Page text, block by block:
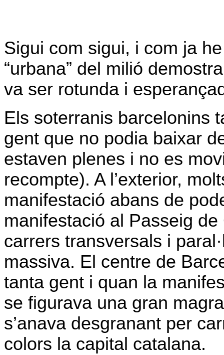
Sigui com sigui, i com ja
“urbana” del milió
va ser rotunda i
Els soterranis barcelonins
gent que no podia baixar
estaven plenes i no es
recompte). A l’exterior,
manifestació abans de
manifestació al Passeig
carrers transversals i
massiva. El centre de
tanta gent i quan la
se figurava una gran
s’anava desgranant per
colors la capital catalana.